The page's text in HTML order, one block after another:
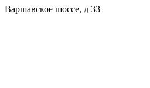
Варшавское шоссе, д 33